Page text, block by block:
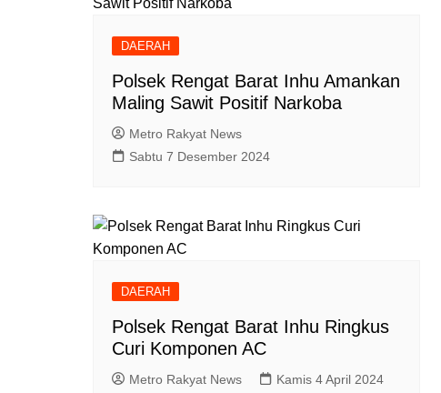
DAERAH
Polsek Rengat Barat Inhu Amankan
Maling Sawit Positif Narkoba
Metro Rakyat News
Sabtu 7 Desember 2024
DAERAH
Polsek Rengat Barat Inhu Ringkus
Curi Komponen AC
Metro Rakyat News Kamis 4 April 2024